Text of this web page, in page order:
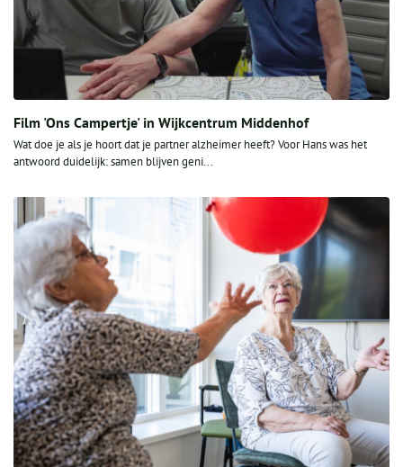
Film 'Ons Campertje' in Wijkcentrum Middenhof
Wat doe je als je hoort dat je partner alzheimer heeft? Voor Hans was het
antwoord duidelijk: samen blijven geni...